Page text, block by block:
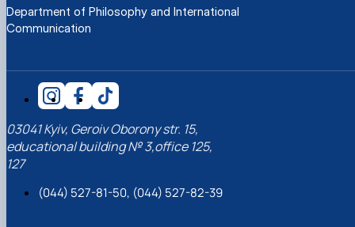
Department of Philosophy and International
Communication
03041 Kyiv, Geroiv Oborony str. 15,
educational building № 3,office 125,
127
(044) 527-81-50, (044) 527-82-39